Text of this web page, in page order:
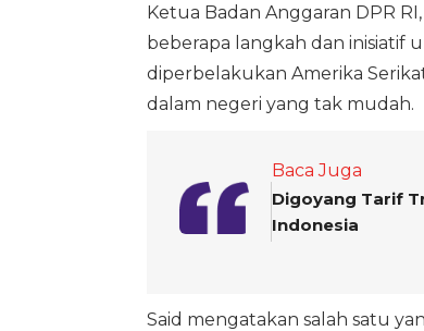
Ketua Badan Anggaran DPR
beberapa langkah dan inisiatif
diperbelakukan Amerika
dalam negeri yang tak mudah.
Baca Juga
Digoyang Tarif
Indonesia
Said mengatakan salah satu